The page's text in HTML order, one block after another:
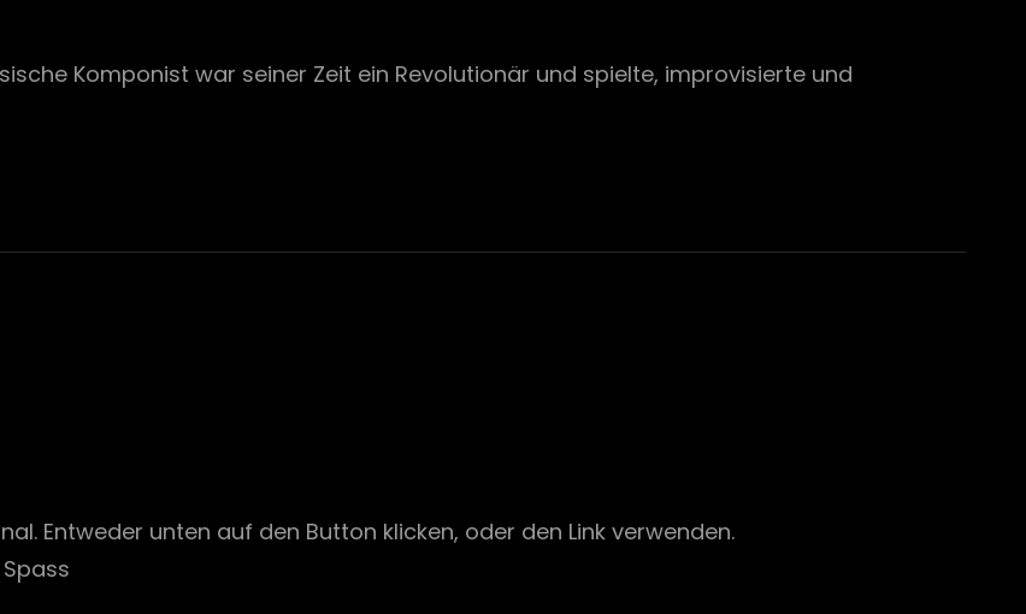
Komponist war seiner Zeit ein Revolutionär und spielte, improvisierte und
Entweder unten auf den Button klicken, oder den Link verwenden.